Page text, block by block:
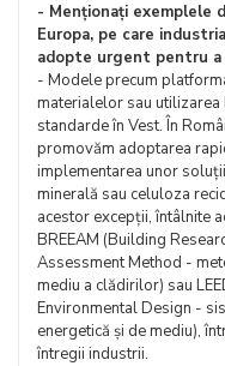
- Menționați exemplele
Europa, pe care
adopte urgent pentru a
- Modele precum
materialelor sau utilizarea
standarde în Vest. În
promovăm adoptarea
implementarea unor
minerală sau celuloza
acestor excepții, întâlnite
BREEAM (Building
Assessment Method -
mediu a clădirilor) sau
Environmental Design -
energetică și de mediu),
întregii industrii.